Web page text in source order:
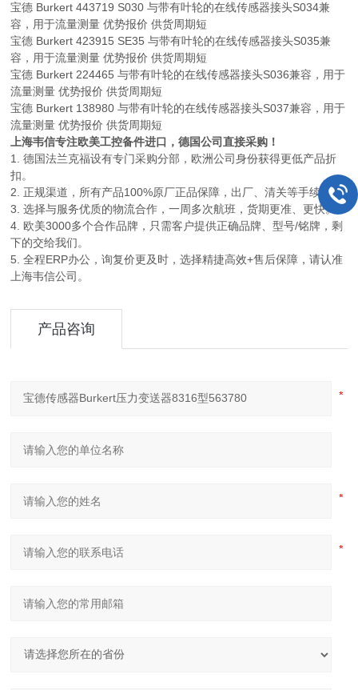
宝德 Burkert 443719 S030 与带有叶轮的在线传感器接头S034兼
容，用于流量测量 优势报价 供货周期短
宝德 Burkert 423915 SE35 与带有叶轮的在线传感器接头S035兼
容，用于流量测量 优势报价 供货周期短
宝德 Burkert 224465 与带有叶轮的在线传感器接头S036兼容，用于
流量测量 优势报价 供货周期短
宝德 Burkert 138980 与带有叶轮的在线传感器接头S037兼容，用于
流量测量 优势报价 供货周期短
上海韦信专注欧美工控备件进口，德国公司直接采购！
1. 德国法兰克福设有专门采购分部，欧洲公司身份获得更低产品折
扣。
2. 正规渠道，所有产品100%原厂正品保障，出厂、清关等手续。
3. 选择与服务优质的物流合作，一周多次航班，货期更准、更快。
4. 欧美3000多个合作品牌，只需客户提供正确品牌、型号/铭牌，剩
下的交给我们。
5. 全程ERP办公，询复价更及时，选择精捷高效+售后保障，请认准
上海韦信公司。
产品咨询